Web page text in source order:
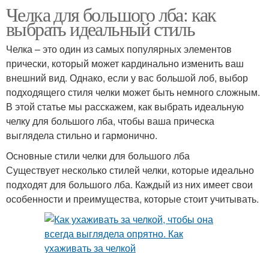
Челка для большого лба: как
выбрать идеальный стиль
Челка – это один из самых популярных элементов
прически, который может кардинально изменить ваш
внешний вид. Однако, если у вас большой лоб, выбор
подходящего стиля челки может быть немного сложным.
В этой статье мы расскажем, как выбрать идеальную
челку для большого лба, чтобы ваша прическа
выглядела стильно и гармонично.
Основные стили челки для большого лба
Существует несколько стилей челки, которые идеально
подходят для большого лба. Каждый из них имеет свои
особенности и преимущества, которые стоит учитывать.